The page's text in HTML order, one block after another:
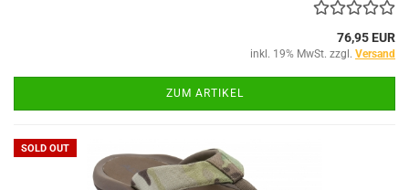
76,95 EUR
inkl. 19% MwSt. zzgl. Versand
ZUM ARTIKEL
SOLD OUT